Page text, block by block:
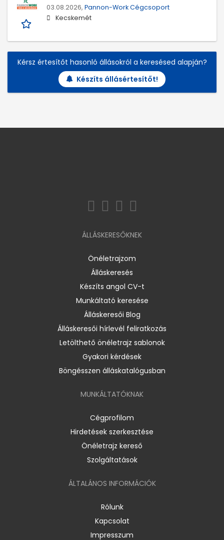
03.08.2026, Pannon-Work Cégcsoport
Kecskemét
Kérsz értesítőt hasonló állásokról a keresésed alapján?
Készíts állásértesítőt!
ÁLLÁSKERESŐKNEK
Önéletrajzom
Álláskeresés
Készíts angol CV-t
Munkáltató keresése
Álláskeresői Blog
Álláskeresői hírlevél feliratkozás
Letölthető önéletrajz sablonok
Gyakori kérdések
Böngésszen álláskatalógusban
MUNKÁLTATÓKNAK
Cégprofilom
Hirdetések szerkesztése
Önéletrajz kereső
Szolgáltatások
ÁLTALÁNOS INFORMÁCIÓK
Rólunk
Kapcsolat
Impresszum